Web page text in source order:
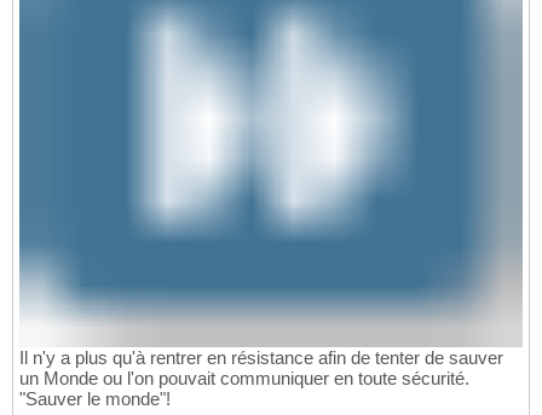
Il n'y a plus qu'à rentrer en résistance afin de tenter de sauver
un Monde ou l'on pouvait communiquer en toute sécurité.
"Sauver le monde"!